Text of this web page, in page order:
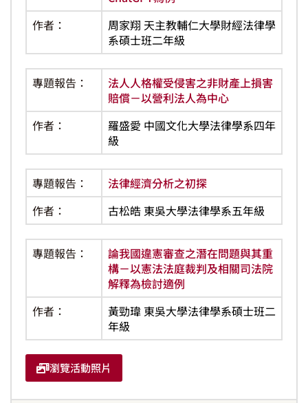
作者：
周家翔 天主教輔仁大學財經法律學
系碩士班二年級
專題報告：
法人人格權受侵害之非財產上損害
賠償－以營利法人為中心
作者：
羅盛愛 中國文化大學法律學系四年
級
專題報告：
法律經濟分析之初探
作者：
古松皓 東吳大學法律學系五年級
專題報告：
論我國違憲審查之潛在問題與其重
構－以憲法法庭裁判及相關司法院
解釋為檢討適例
作者：
黃勁瑋 東吳大學法律學系碩士班二
年級
瀏覽活動照片